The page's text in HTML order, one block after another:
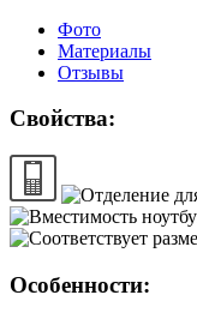
Фото
Материалы
Отзывы
Свойства:
Особенности: